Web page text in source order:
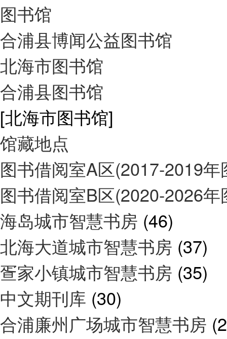
图书馆
合浦县博闻公益图书馆
北海市图书馆
合浦县图书馆
[北海市图书馆]
馆藏地点
图书借阅室A区(2017-2019
图书借阅室B区(2020-2026
海岛城市智慧书房 (46)
北海大道城市智慧书房 (37)
疍家小镇城市智慧书房 (35)
中文期刊库 (30)
合浦廉州广场城市智慧书房